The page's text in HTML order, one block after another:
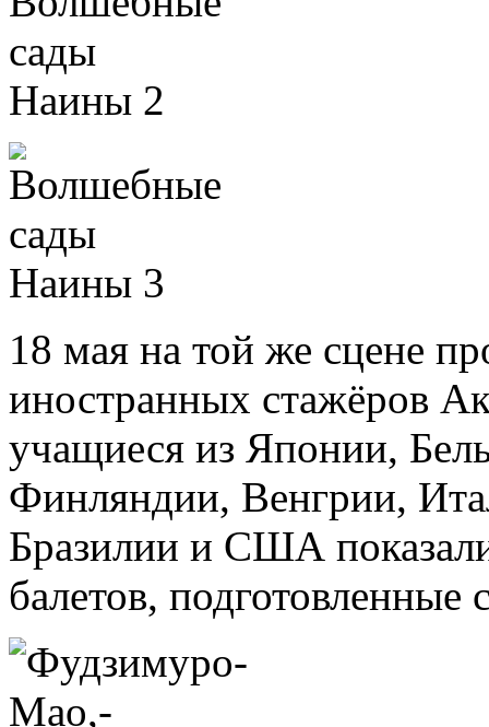
18 мая на той же сцене
иностранных стажёров
учащиеся из Японии,
Финляндии, Венгрии,
Бразилии и США
балетов,